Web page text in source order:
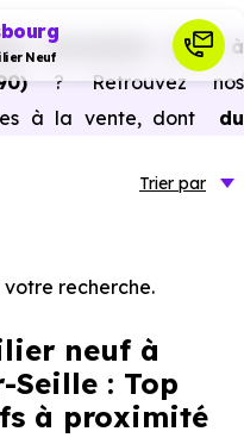
Neufimmobilier neuf à
? Retrouvez nos
à la vente, dont
du
, vous pouvez aussi
réduits, bonnes
constructeur, etc.
Trier par
recherche.
neuf à
Seille : Top
à proximité